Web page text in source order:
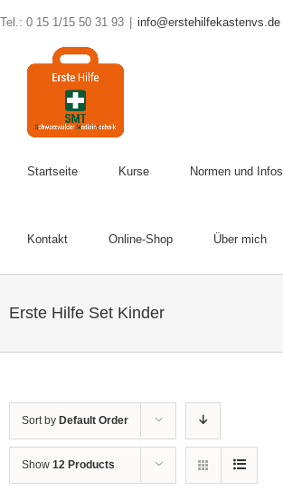
Tel.: 0 15 1/15 50 31 93 info@erstehilfekastenvs.de
Startseite Kurse Normen und Infos
Kontakt Online-Shop Über mich
Erste Hilfe Set Kinder
Sort by Default Order
Show 12 Products